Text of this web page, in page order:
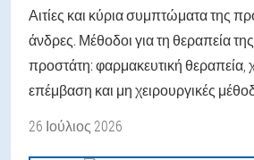
Αιτίες και κύρια συμπτώματα της
άνδρες. Μέθοδοι για τη θεραπεία
προστάτη: φαρμακευτική θεραπεία,
επέμβαση και μη χειρουργικές
26 Ιούλιος 2026